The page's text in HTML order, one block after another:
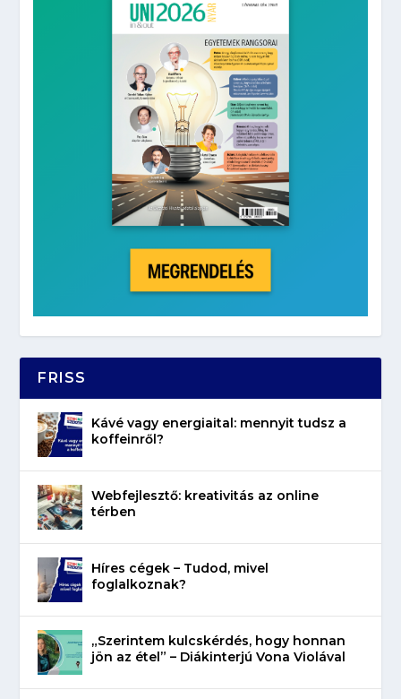
FRISS
Kávé vagy energiaital: mennyit tudsz a
koffeinről?
Webfejlesztő: kreativitás az online
térben
Híres cégek – Tudod, mivel
foglalkoznak?
„Szerintem kulcskérdés, hogy honnan
jön az étel” – Diákinterjú Vona Violával